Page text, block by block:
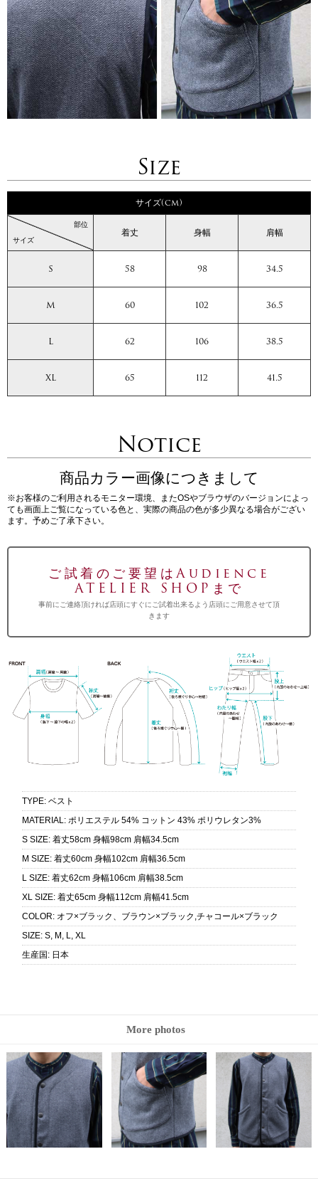
Size
サイズ(cm)
サイズ
部位
着丈 身幅 肩幅
S 58 98 34.5
M 60 102 36.5
L 62 106 38.5
XL 65 112 41.5
Notice
商品カラー画像につきまして
※お客様のご利用されるモニター環境、またOSやブラウザのバージョンによっ
ても画面上ご覧になっている色と、実際の商品の色が多少異なる場合がござい
ます。予めご了承下さい。
ご試着のご要望はAudience
ATELIER SHOPまで
事前にご連絡頂ければ店頭にすぐにご試着出来るよう店頭にご用意させて頂
きます
TYPE: ベスト
MATERIAL : ポリエステル 54% コットン 43% ポリウレタン3%
S SIZE: 着丈58cm 身幅98cm 肩幅34.5cm
M SIZE: 着丈60cm 身幅102cm 肩幅36.5cm
L SIZE: 着丈62cm 身幅106cm 肩幅38.5cm
XL SIZE: 着丈65cm 身幅112cm 肩幅41.5cm
COLOR: オフ×ブラック、ブラウン×ブラック,チャコール×ブラック
SIZE: S, M, L, XL
生産国: 日本
More photos